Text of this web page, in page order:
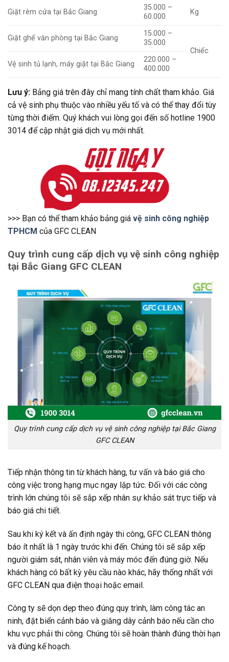
Giặt rèm cửa tại Bắc Giang
35.000 –
60.000
Kg
Giặt ghế văn phòng tại Bắc Giang
15.000 –
35.000
Chiếc
Vệ sinh tủ lạnh, máy giặt tại Bắc Giang
220.000 –
400.000
Lưu ý: Bảng giá trên đây chỉ mang tính chất tham khảo. Giá
cả vệ sinh phụ thuộc vào nhiều yếu tố và có thể thay đổi tùy
từng thời điểm. Quý khách vui lòng gọi đến số hotline 1900
3014 để cập nhật giá dịch vụ mới nhất.
>>> Bạn có thể tham khảo bảng giá vệ sinh công nghiệp
TPHCM của GFC CLEAN
Quy trình cung cấp dịch vụ vệ sinh công nghiệp
tại Bắc Giang GFC CLEAN
Quy trình cung cấp dịch vụ vệ sinh công nghiệp tại Bắc Giang
GFC CLEAN
Tiếp nhận thông tin từ khách hàng, tư vấn và báo giá cho
công việc trong hạng mục ngay lập tức. Đối với các công
trình lớn chúng tôi sẽ sắp xếp nhân sự khảo sát trực tiếp và
báo giá chi tiết.
Sau khi ký kết và ấn định ngày thi công, GFC CLEAN thông
báo ít nhất là 1 ngày trước khi đến. Chúng tôi sẽ sắp xếp
người giám sát, nhân viên và máy móc đến đúng giờ. Nếu
khách hàng có bất kỳ yêu cầu nào khác, hãy thống nhất với
GFC CLEAN qua điện thoại hoặc email.
Công ty sẽ dọn dẹp theo đúng quy trình, làm công tác an
ninh, đặt biển cảnh báo và giăng dây cảnh báo nếu cần cho
khu vực phải thi công. Chúng tôi sẽ hoàn thành đúng thời hạn
và đúng kế hoạch.